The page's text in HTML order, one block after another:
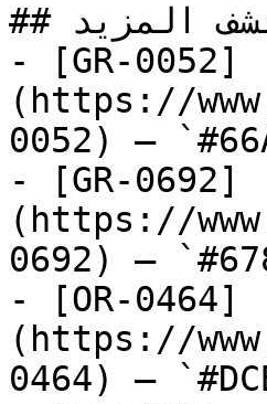
## اكتشف المزيد
- [GR-0052]
(https://
0052) —
- [GR-0692]
(https://
0692) —
- [OR-0464]
(https://
0464) —